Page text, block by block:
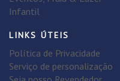
Infantil
LINKS ÚTEIS
Política de Privacidade
Serviço de personalização